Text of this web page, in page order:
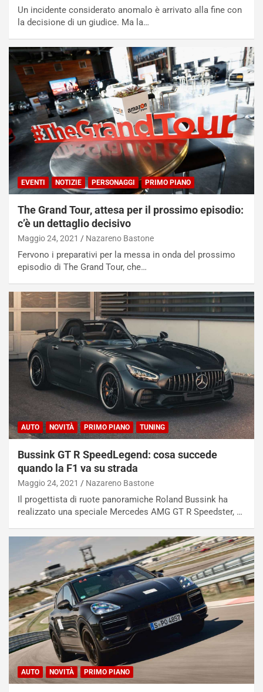
Un incidente considerato anomalo è arrivato alla fine con
la decisione di un giudice. Ma la…
EVENTI NOTIZIE PERSONAGGI PRIMO PIANO
The Grand Tour, attesa per il prossimo episodio:
c’è un dettaglio decisivo
Maggio 24, 2021 Nazareno Bastone
Fervono i preparativi per la messa in onda del prossimo
episodio di The Grand Tour, che…
AUTO NOVITÀ PRIMO PIANO TUNING
Bussink GT R SpeedLegend: cosa succede
quando la F1 va su strada
Maggio 24, 2021 Nazareno Bastone
Il progettista di ruote panoramiche Roland Bussink ha
realizzato una speciale Mercedes AMG GT R Speedster, …
AUTO NOVITÀ PRIMO PIANO
NOTIZIE
N
i
s
s
a
n
a
s
h
a
e
-
P
E
R
S
t
b
s
c
e
o
v
o
R
e
c
o
r
NOTIZIE
C
o
n
f
e
r
m
a